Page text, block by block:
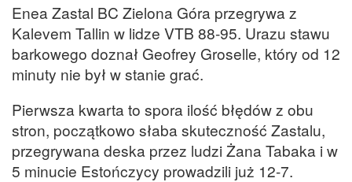
Enea Zastal BC Zielona Góra przegrywa z
Kalevem Tallin w lidze VTB 88-95. Urazu stawu
barkowego doznał Geofrey Groselle, który od 12
minuty nie był w stanie grać.
Pierwsza kwarta to spora ilość błędów z obu
stron, początkowo słaba skuteczność Zastalu,
przegrywana deska przez ludzi Żana Tabaka i w
5 minucie Estończycy prowadzili już 12-7.